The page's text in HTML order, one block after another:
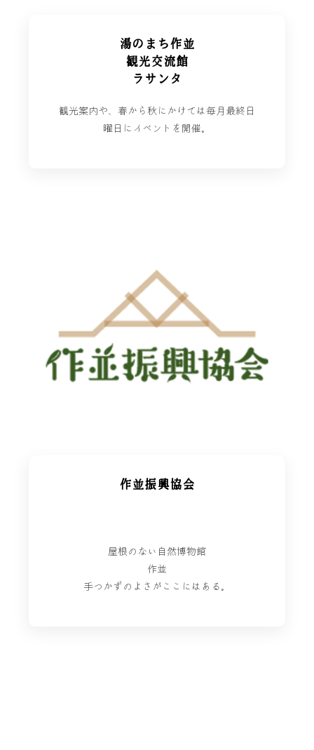
湯のまち作並
観光交流館
ラサンタ
観光案内や、春から秋にかけては毎月最終日
曜日にイベントを開催。
作並振興協会
屋根のない自然博物館
作並
手つかずのよさがここにはある。